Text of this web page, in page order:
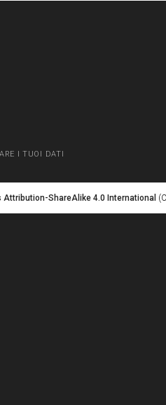
I TUOI DATI
Attribution-ShareAlike 4.0 International